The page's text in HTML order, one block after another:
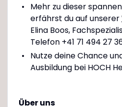
Mehr zu dieser
erfährst du auf unserer
Elina Boos,
Telefon +41 71 494 27
Nutze deine Chance
Ausbildung bei HOCH
Über uns